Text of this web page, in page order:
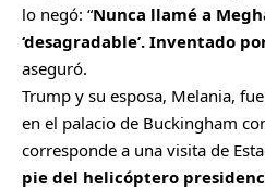
lo negó: “Nunca llamé a
‘desagradable’. Inventado
aseguró.
Trump y su esposa, Melania,
en el palacio de Buckingham
corresponde a una visita de
pie del helicóptero